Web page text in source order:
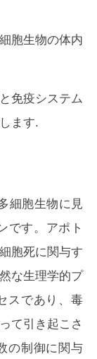
胞生物の体内
免疫システム
ます.
細胞生物に見
です。アポト
胞死に関与す
な生理学的プ
スであり、毒
て引き起こさ
の制御に関与